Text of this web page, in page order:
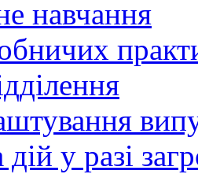
навчання
дій у разі